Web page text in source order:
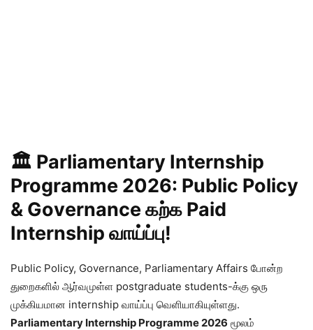
🏛️ Parliamentary Internship
Programme 2026: Public Policy
& Governance கற்க Paid
Internship வாய்ப்பு!
Public Policy, Governance, Parliamentary Affairs போன்ற
துறைகளில் ஆர்வமுள்ள postgraduate students-க்கு ஒரு
முக்கியமான internship வாய்ப்பு வெளியாகியுள்ளது.
Parliamentary Internship Programme 2026 மூலம்